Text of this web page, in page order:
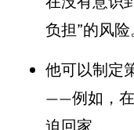
负担”的风险
他可以制定
——例如，在
迫回家。